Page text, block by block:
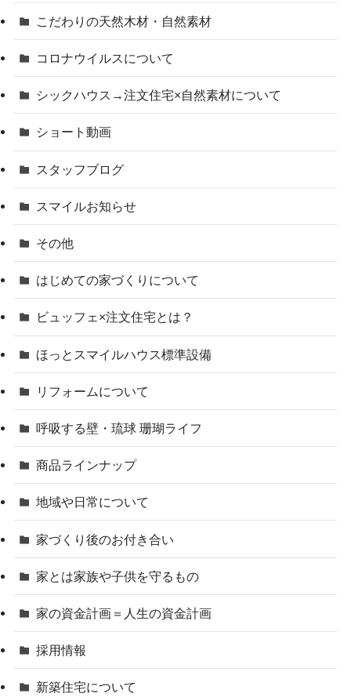
こだわりの天然木材・自然素材
コロナウイルスについて
シックハウス→注文住宅×自然素材について
ショート動画
スタッフブログ
スマイルお知らせ
その他
はじめての家づくりについて
ビュッフェ×注文住宅とは？
ほっとスマイルハウス標準設備
リフォームについて
呼吸する壁・琉球 珊瑚ライフ
商品ラインナップ
地域や日常について
家づくり後のお付き合い
家とは家族や子供を守るもの
家の資金計画＝人生の資金計画
採用情報
新築住宅について